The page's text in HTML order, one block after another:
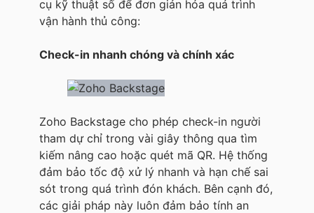
cụ kỹ thuật số để đơn giản hóa quá trình
vận hành thủ công:
Check-in nhanh chóng và chính xác
Zoho Backstage cho phép check-in người
tham dự chỉ trong vài giây thông qua tìm
kiếm nâng cao hoặc quét mã QR. Hệ thống
đảm bảo tốc độ xử lý nhanh và hạn chế sai
sót trong quá trình đón khách. Bên cạnh đó,
các giải pháp này luôn đảm bảo tính an